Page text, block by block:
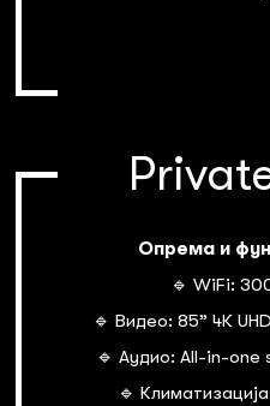
Опрема и
🔹 WiFi:
🔹 Видео: 85” 4К
🔹 Аудио: All-in-one
🔹